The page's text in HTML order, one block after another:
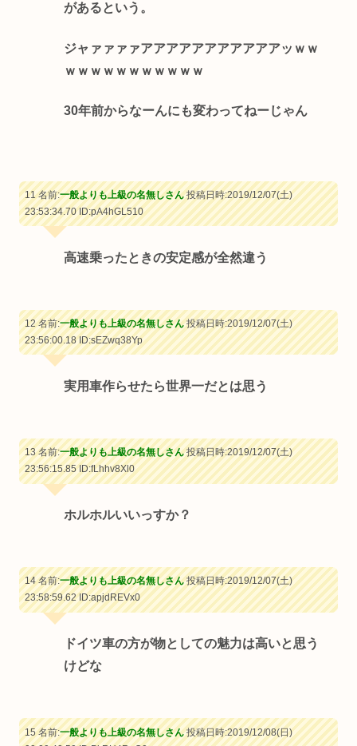
があるという。
ジャァァァァアアアアアアアアアアアッｗｗ
ｗｗｗｗｗｗｗｗｗｗｗ
30年前からなーんにも変わってねーじゃん
11 名前:一般よりも上級の名無しさん投稿日時:2019/12/07(土)
23:53:34.70ID:pA4hGL510
高速乗ったときの安定感が全然違う
12 名前:一般よりも上級の名無しさん投稿日時:2019/12/07(土)
23:56:00.18ID:sEZwq38Yp
実用車作らせたら世界一だとは思う
13 名前:一般よりも上級の名無しさん投稿日時:2019/12/07(土)
23:56:15.85ID:fLhhv8Xl0
ホルホルいいっすか？
14 名前:一般よりも上級の名無しさん投稿日時:2019/12/07(土)
23:58:59.62ID:apjdREVx0
ドイツ車の方が物としての魅力は高いと思う
けどな
15 名前:一般よりも上級の名無しさん投稿日時:2019/12/08(日)